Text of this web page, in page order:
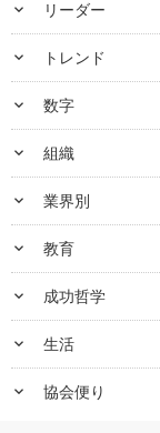
keyboard_arrow_down リーダー
keyboard_arrow_down トレンド
keyboard_arrow_down 数字
keyboard_arrow_down 組織
keyboard_arrow_down 業界別
keyboard_arrow_down 教育
keyboard_arrow_down 成功哲学
keyboard_arrow_down 生活
keyboard_arrow_down 協会便り